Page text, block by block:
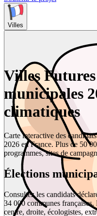
Villes
Villes
municipales
climatiques
Carte interactive des
2026 en France. Plus de 50
programmes, sites de
Élections
Consultez les candidats
34 000 communes
centre, droite, écologistes,